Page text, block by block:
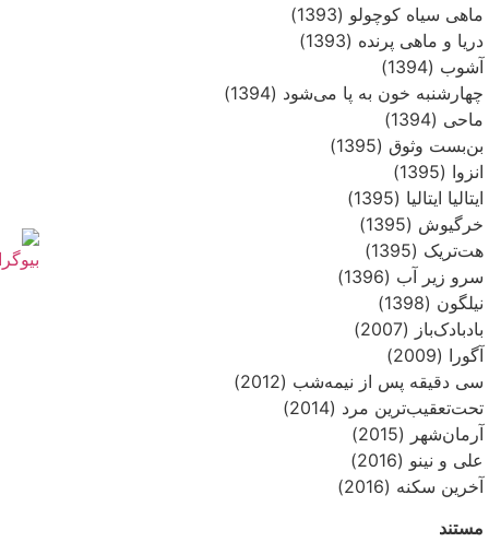
ماهی سیاه کوچولو (1393)
دریا و ماهی پرنده (1393)
آشوب (1394)
چهارشنبه خون به پا می‌شود (1394)
ماحی (1394)
بن‌بست وثوق (1395)
انزوا (1395)
ایتالیا ایتالیا (1395)
خرگیوش (1395)
هت‌تریک (1395)
سرو زیر آب (1396)
نیلگون (1398)
بادبادک‌باز (2007)
آگورا (2009)
سی دقیقه پس از نیمه‌شب (2012)
تحت‌تعقیب‌ترین مرد (2014)
آرمان‌شهر (2015)
علی و نینو (2016)
آخرین سکنه (2016)
مستند